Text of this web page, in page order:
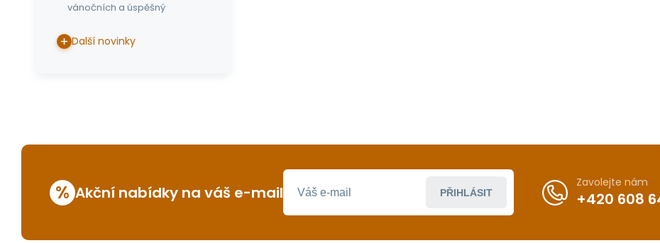
vánočních a úspěšný
Další novinky
% Akční nabídky na váš e-mail PŘIHLÁSIT
Zavolejte nám
+420 608